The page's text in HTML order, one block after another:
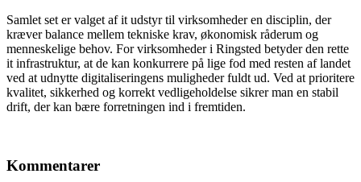
Samlet set er valget af it udstyr til virksomheder en disciplin, der
kræver balance mellem tekniske krav, økonomisk råderum og
menneskelige behov. For virksomheder i Ringsted betyder den rette
it infrastruktur, at de kan konkurrere på lige fod med resten af landet
ved at udnytte digitaliseringens muligheder fuldt ud. Ved at prioritere
kvalitet, sikkerhed og korrekt vedligeholdelse sikrer man en stabil
drift, der kan bære forretningen ind i fremtiden.
Kommentarer